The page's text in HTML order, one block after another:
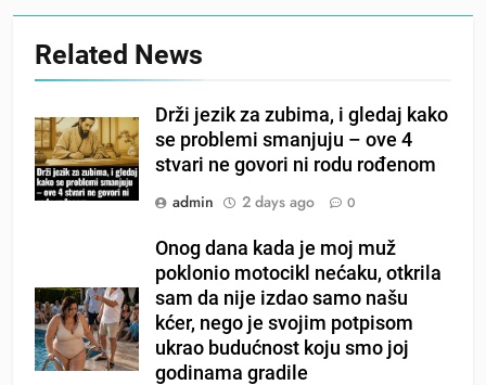
Related News
Drži jezik za zubima, i gledaj kako
se problemi smanjuju – ove 4
stvari ne govori ni rodu rođenom
admin
2 days ago 0
Onog dana kada je moj muž
poklonio motocikl nećaku, otkrila
sam da nije izdao samo našu
kćer, nego je svojim potpisom
ukrao budućnost koju smo joj
godinama gradile